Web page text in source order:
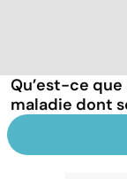
Qu’est-ce
maladie dont